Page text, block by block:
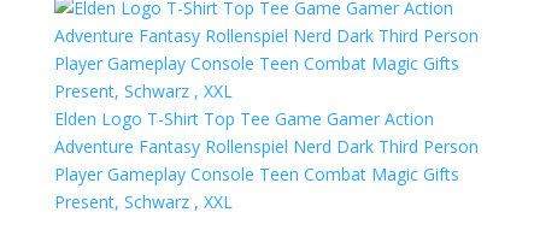
Elden Logo T-Shirt Top Tee Game Gamer Action
Adventure Fantasy Rollenspiel Nerd Dark Third Person
Player Gameplay Console Teen Combat Magic Gifts
Present, Schwarz , XXL